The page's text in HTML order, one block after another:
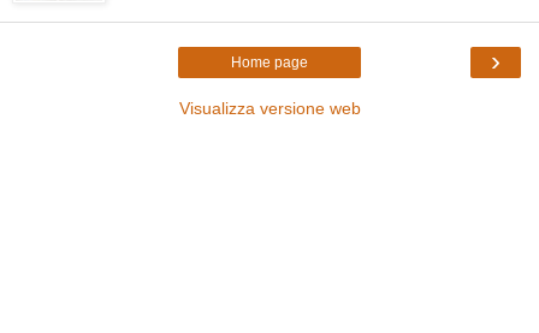
›
Home page
Visualizza versione web